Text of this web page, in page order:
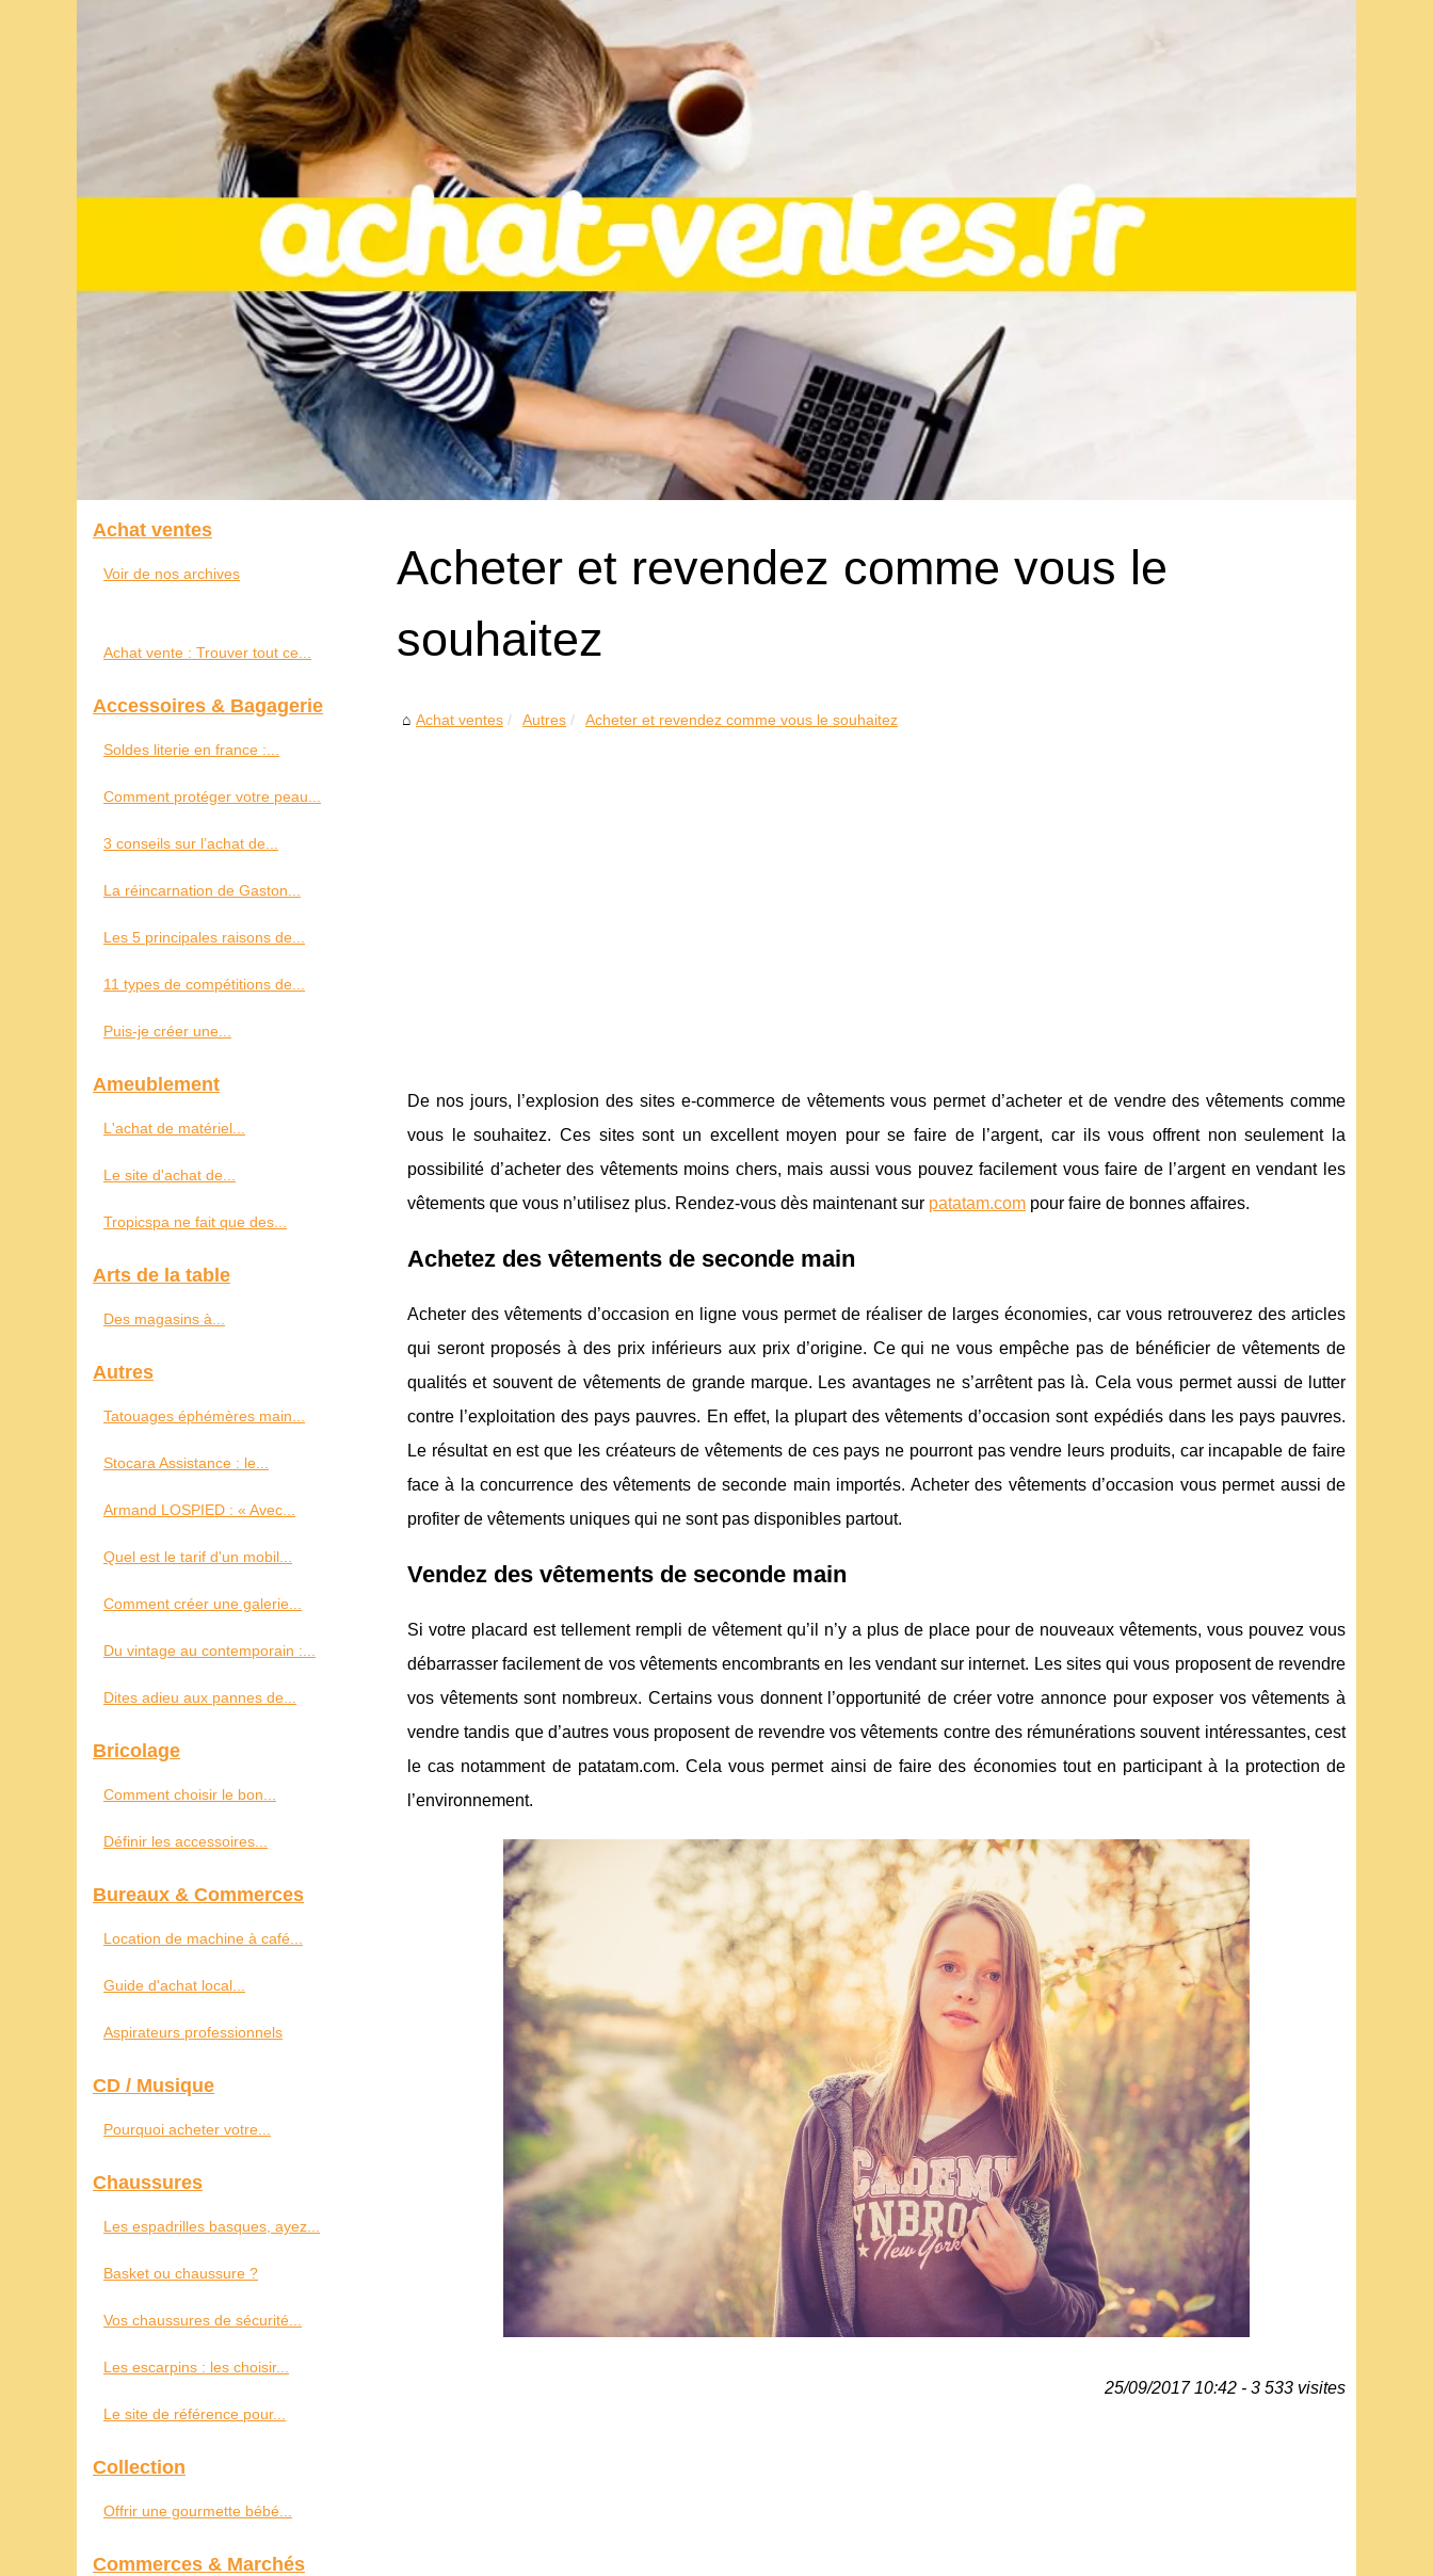
Acheter et revendez comme vous le
souhaitez
Achat ventes Autres Acheter et revendez comme vous le souhaitez
De nos jours, l’explosion des sites e-commerce de vêtements vous permet d’acheter et de vendre des vêtements comme
vous le souhaitez. Ces sites sont un excellent moyen pour se faire de l’argent, car ils vous offrent non seulement la
possibilité d’acheter des vêtements moins chers, mais aussi vous pouvez facilement vous faire de l’argent en vendant les
vêtements que vous n’utilisez plus. Rendez-vous dès maintenant sur patatam.com pour faire de bonnes affaires.
Achetez des vêtements de seconde main
Acheter des vêtements d’occasion en ligne vous permet de réaliser de larges économies, car vous retrouverez des articles
qui seront proposés à des prix inférieurs aux prix d’origine. Ce qui ne vous empêche pas de bénéficier de vêtements de
qualités et souvent de vêtements de grande marque. Les avantages ne s’arrêtent pas là. Cela vous permet aussi de lutter
contre l’exploitation des pays pauvres. En effet, la plupart des vêtements d’occasion sont expédiés dans les pays pauvres.
Le résultat en est que les créateurs de vêtements de ces pays ne pourront pas vendre leurs produits, car incapable de faire
face à la concurrence des vêtements de seconde main importés. Acheter des vêtements d’occasion vous permet aussi de
profiter de vêtements uniques qui ne sont pas disponibles partout.
Vendez des vêtements de seconde main
Si votre placard est tellement rempli de vêtement qu’il n’y a plus de place pour de nouveaux vêtements, vous pouvez vous
débarrasser facilement de vos vêtements encombrants en les vendant sur internet. Les sites qui vous proposent de revendre
vos vêtements sont nombreux. Certains vous donnent l’opportunité de créer votre annonce pour exposer vos vêtements à
vendre tandis que d’autres vous proposent de revendre vos vêtements contre des rémunérations souvent intéressantes, cest
le cas notamment de patatam.com. Cela vous permet ainsi de faire des économies tout en participant à la protection de
l’environnement.
25/09/2017 10:42 - 3 533 visites
Achat ventes
Voir de nos archives
Achat vente : Trouver tout ce...
Accessoires & Bagagerie
Soldes literie en france :...
Comment protéger votre peau...
3 conseils sur l’achat de...
La réincarnation de Gaston...
Les 5 principales raisons de...
11 types de compétitions de...
Puis-je créer une...
Ameublement
L'achat de matériel...
Le site d'achat de...
Tropicspa ne fait que des...
Arts de la table
Des magasins à...
Autres
Tatouages éphémères main...
Stocara Assistance : le...
Armand LOSPIED : « Avec...
Quel est le tarif d'un mobil...
Comment créer une galerie...
Du vintage au contemporain :...
Dites adieu aux pannes de...
Bricolage
Comment choisir le bon...
Définir les accessoires...
Bureaux & Commerces
Location de machine à café...
Guide d'achat local...
Aspirateurs professionnels
CD / Musique
Pourquoi acheter votre...
Chaussures
Les espadrilles basques, ayez...
Basket ou chaussure ?
Vos chaussures de sécurité...
Les escarpins : les choisir...
Le site de référence pour...
Collection
Offrir une gourmette bébé...
Commerces & Marchés